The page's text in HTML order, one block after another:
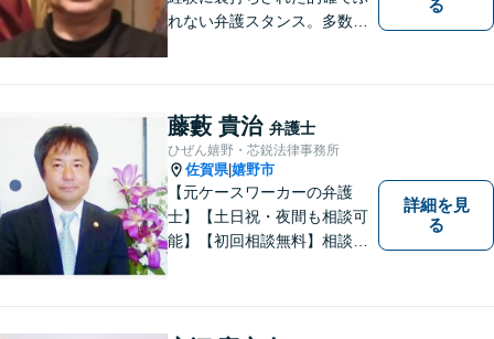
れない弁護スタンス。多数の
法書士などとも連携しワンス
トップで解決。難事件には他
弁護士と協力も。元調停委
員。
る
藤藪 貴治 弁護士
ひぜん嬉野・芯鋭法律事務所
佐賀県|嬉野市
【元ケースワーカーの弁護
士】【土日祝・夜間も相談可
能】【初回相談無料】相談者
します。相続／離婚・男女問
詳細を見
る